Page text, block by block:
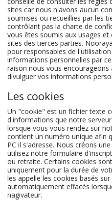
sites car nous n'avons aucun
soumises ou recueillies par les
contrôlant pas la charte de
vous êtes soumis aux usages
sites des tierces parties.
pour responsables de
informations personnelles par
raison nous vous
divulguer vos informations
Les cookies
Un "cookie" est un fichier texte
d'informations que notre
lorsque vous vous rendez sur
contient un numéro unique afin
PC il s'adresse. Nous créons
utilisez notre formulaire
ou retraite. Certains cookies
uniquement pour la durée de
les appelle les cookies basés
automatiquement effacés
nagivateur.